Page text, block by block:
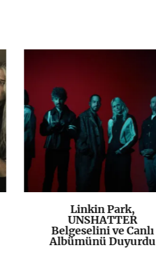
K+
Linkin Park,
UNSHATTER
Belgeselini ve Canlı
Albümünü Duyurdu